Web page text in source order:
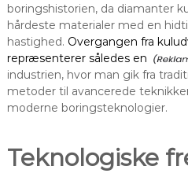
boringshistorien, da diamanter
hårdeste materialer med en
hastighed. Overgangen fra
repræsenterer således en
industrien, hvor man gik fra
metoder til avancerede
moderne boringsteknologier.
Teknologiske